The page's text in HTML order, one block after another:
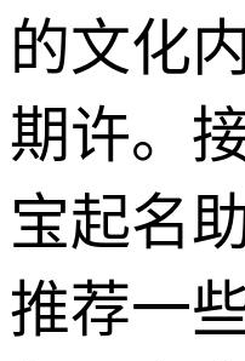
的文化
期许。
宝起名
推荐一